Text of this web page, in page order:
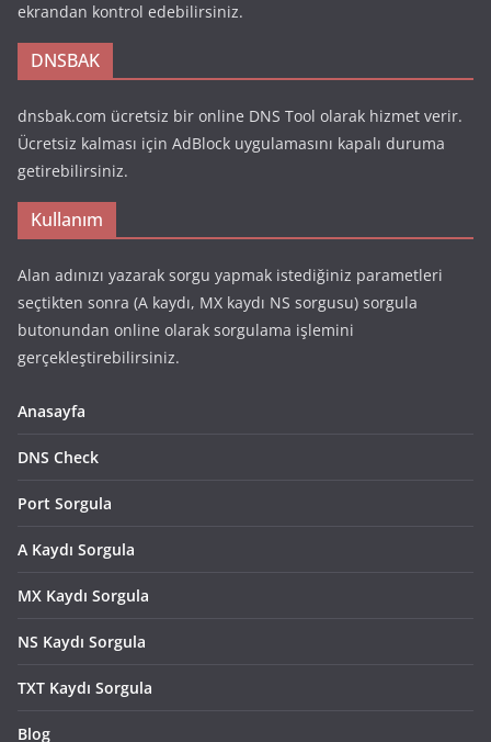
ekrandan kontrol edebilirsiniz.
DNSBAK
dnsbak.com ücretsiz bir online DNS Tool olarak hizmet verir.
Ücretsiz kalması için AdBlock uygulamasını kapalı duruma
getirebilirsiniz.
Kullanım
Alan adınızı yazarak sorgu yapmak istediğiniz parametleri
seçtikten sonra (A kaydı, MX kaydı NS sorgusu) sorgula
butonundan online olarak sorgulama işlemini
gerçekleştirebilirsiniz.
Anasayfa
DNS Check
Port Sorgula
A Kaydı Sorgula
MX Kaydı Sorgula
NS Kaydı Sorgula
TXT Kaydı Sorgula
Blog